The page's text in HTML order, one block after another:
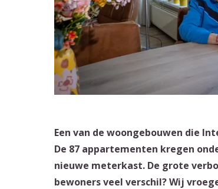
Een van de woongebouwen die
De 87 appartementen kregen
nieuwe meterkast. De grote
bewoners veel verschil? Wij